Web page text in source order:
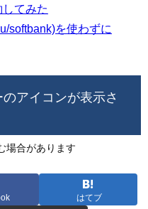
てみた
softbank)を使わずに
アイコンが表示さ
場合があります
はてブ